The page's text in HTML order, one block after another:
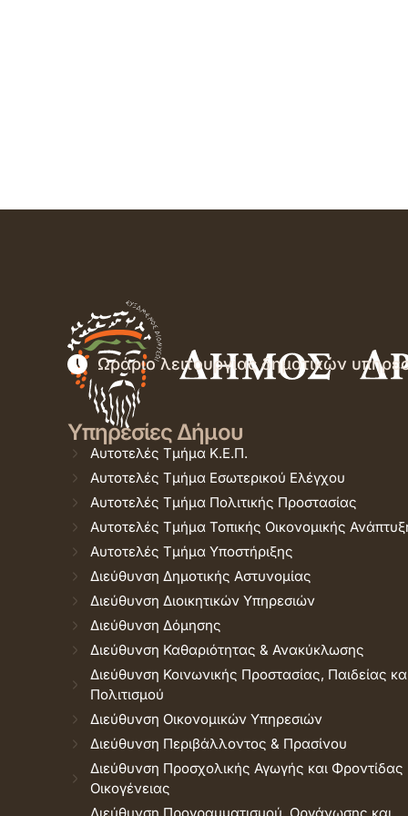
Ωράριο λειτουργίας δημοτικών
Υπηρεσίες Δήμου
Αυτοτελές Τμήμα Κ.Ε.Π.
Αυτοτελές Τμήμα Εσωτερικού Ελέγχου
Αυτοτελές Τμήμα Πολιτικής Προστασίας
Αυτοτελές Τμήμα Τοπικής Οικονομικής
Αυτοτελές Τμήμα Υποστήριξης
Διεύθυνση Δημοτικής Αστυνομίας
Διεύθυνση Διοικητικών Υπηρεσιών
Διεύθυνση Δόμησης
Διεύθυνση Καθαριότητας & Ανακύκλωσης
Διεύθυνση Κοινωνικής Προστασίας, Παιδείας
Πολιτισμού
Διεύθυνση Οικονομικών Υπηρεσιών
Διεύθυνση Περιβάλλοντος & Πρασίνου
Διεύθυνση Προσχολικής Αγωγής και Φροντίδας
Οικογένειας